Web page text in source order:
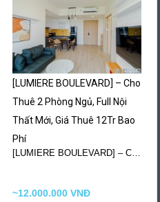
More Details
[LUMIERE BOULEVARD] – Cho
Thuê 2 Phòng Ngủ, Full Nội
Thất Mới, Giá Thuê 12Tr Bao
Phí
~12.000.000 VNĐ